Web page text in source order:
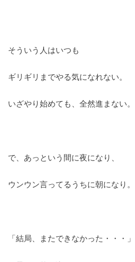
そういう人はいつも
ギリギリまでやる気になれない。
いざやり始めても、全然進まない。
で、あっという間に夜になり、
ウンウン言ってるうちに朝になり。
「結局、またできなかった・・・」